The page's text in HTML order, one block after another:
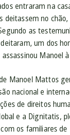
entraram na
deitassem no chão,
as
um dos
Manoel
Manoel Mattos
nacional e
de direitos
e a Dignitatis,
os familiares de